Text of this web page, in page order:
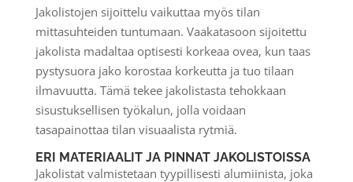
Jakolistojen sijoittelu vaikuttaa myös tilan
mittasuhteiden tuntumaan. Vaakatasoon sijoitettu
jakolista madaltaa optisesti korkeaa ovea, kun taas
pystysuora jako korostaa korkeutta ja tuo tilaan
ilmavuutta. Tämä tekee jakolistasta tehokkaan
sisustuksellisen työkalun, jolla voidaan
tasapainottaa tilan visuaalista rytmiä.
ERI MATERIAALIT JA PINNAT JAKOLISTOISSA
Jakolistat valmistetaan tyypillisesti alumiinista, joka